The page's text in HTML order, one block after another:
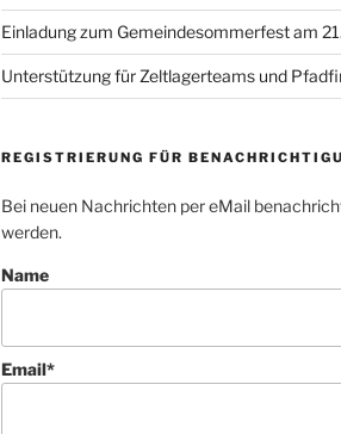
Einladung zum Gemeindesommerfest am
Unterstützung für Zeltlagerteams und
REGISTRIERUNG FÜR
Bei neuen Nachrichten per eMail
werden.
Name
Email*